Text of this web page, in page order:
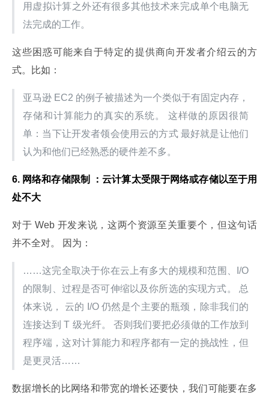
用虚拟计算之外还有很多其他技术来完成单个电脑无
法完成的工作。
这些困惑可能来自于特定的提供商向开发者介绍云的方
式。比如：
亚马逊 EC2 的例子被描述为一个类似于有固定内存，
存储和计算能力的真实的系统。 这样做的原因很简
单：当下让开发者领会使用云的方式 最好就是让他们
认为和他们已经熟悉的硬件差不多。
6. 网络和存储限制 ：云计算太受限于网络或存储以至于用
处不大
对于 Web 开发来说，这两个资源至关重要个，但这句话
并不全对。 因为：
……这完全取决于你在云上有多大的规模和范围、I/O
的限制、过程是否可伸缩以及你所选的实现方式。 总
体来说， 云的 I/O 仍然是个主要的瓶颈，除非我们的
连接达到 T 级光纤。 否则我们要把必须做的工作放到
程序端，这对计算能力和程序都有一定的挑战性，但
是更灵活……
数据增长的比网络和带宽的增长还要快，我们可能要在多